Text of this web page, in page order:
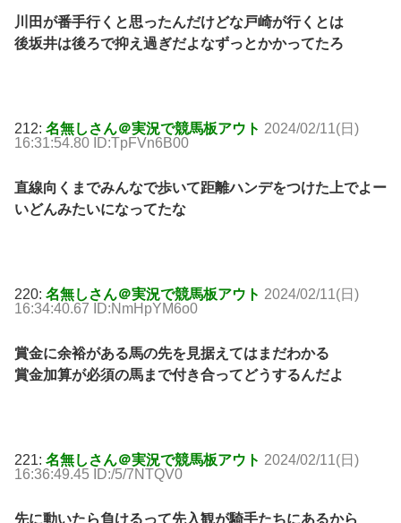
川田が番手行くと思ったんだけどな戸崎が行くとは
後坂井は後ろで抑え過ぎだよなずっとかかってたろ
212: 名無しさん＠実況で競馬板アウト 2024/02/11(日)
16:31:54.80 ID:TpFVn6B00
直線向くまでみんなで歩いて距離ハンデをつけた上でよー
いどんみたいになってたな
220: 名無しさん＠実況で競馬板アウト 2024/02/11(日)
16:34:40.67 ID:NmHpYM6o0
賞金に余裕がある馬の先を見据えてはまだわかる
賞金加算が必須の馬まで付き合ってどうするんだよ
221: 名無しさん＠実況で競馬板アウト 2024/02/11(日)
16:36:49.45 ID:/5/7NTQV0
先に動いたら負けるって先入観が騎手たちにあるから